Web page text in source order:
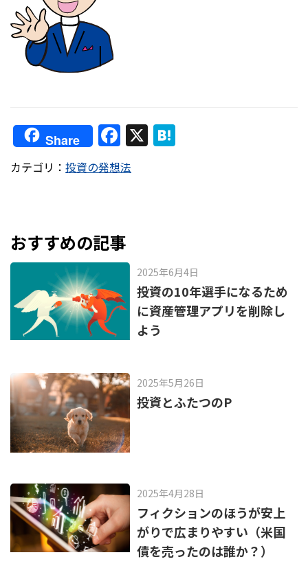
Share F
a
c
o
o
k
X
カテゴリ： 投資の発想法
おすすめの記事
2025年6月4日
投資の10年選手になるため
に資産管理アプリを削除し
よう
2025年5月26日
投資とふたつのP
2025年4月28日
フィクションのほうが安上
がりで広まりやすい（米国
債を売ったのは誰か？）